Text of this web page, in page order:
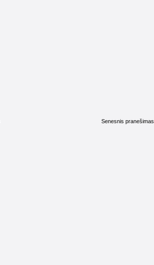
Senesnis pranešimas